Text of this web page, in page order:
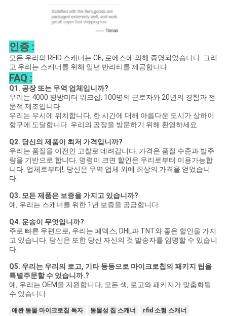
인증 :
모든 우리의 RFID 스캐너는 CE, 로에스에 의해 증명되었습니다. 그리
고 우리는 스캐너를 위해 일년 반라티를 제공합니다.
FAQ :
Q1. 공장 또는 무역 업체입니까?
우리는 4000 평방미터 워크샵, 100명의 근로자와 20년의 경험과 전
문적 제조입니다.
우리는 우시에 위치합니다, 한 시간에 대해 아름다운 도시가 상하이
항구에 도달합니다. 우리의 공장을 방문하기 위해 환영하세요.
Q2. 당신의 제품이 최저 가격입니까?
우리는 품질을 이전인 고찰로 데려갑니다. 가격은 품질 수준과 발주
량을 기반으로 합니다. 명령이 크면 할인은 우리로부터 이용가능합
니다. 업체로부터!, 당신은 무역 업체 외에 최상의 가격을 얻었습니
다.
Q3. 모든 제품은 보증을 가지고 있습니까?
예, 우리는 스캐너를 위한 1년 보증을 공급합니다.
Q4. 운송이 무엇입니까?
주로 빠른 우편으로, 우리는 페덱스, DHL과 TNT와 좋은 할인을 가지
고 있습니다. 당신은 또한 당신 자신의 것 발송자를 임명할 수 있습니
다.
Q5. 우리는 우리의 로고, 기타 등등으로 마이크로칩의 패키지 팁을
특별주문할 수 있습니까.?
예, 우리는 OEM을 지원합니다, 모든 색, 로고와 패키지가 맞춤화될
수 있습니다.
애완 동물 마이크로칩 독자 동물성 칩 스캐너 rfid 소형 스캐너